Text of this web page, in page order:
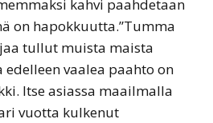
kahvi paahdetaan
on hapokkuutta.”Tumma
tullut muista maista
vaalea paahto on
Itse asiassa maailmalla
vuotta kulkenut